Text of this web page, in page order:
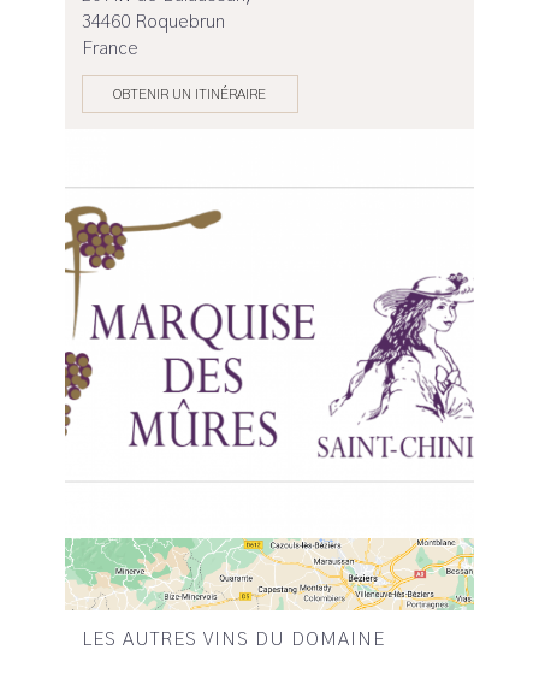
34460 Roquebrun
France
OBTENIR UN ITINÉRAIRE
LES AUTRES VINS DU DOMAINE